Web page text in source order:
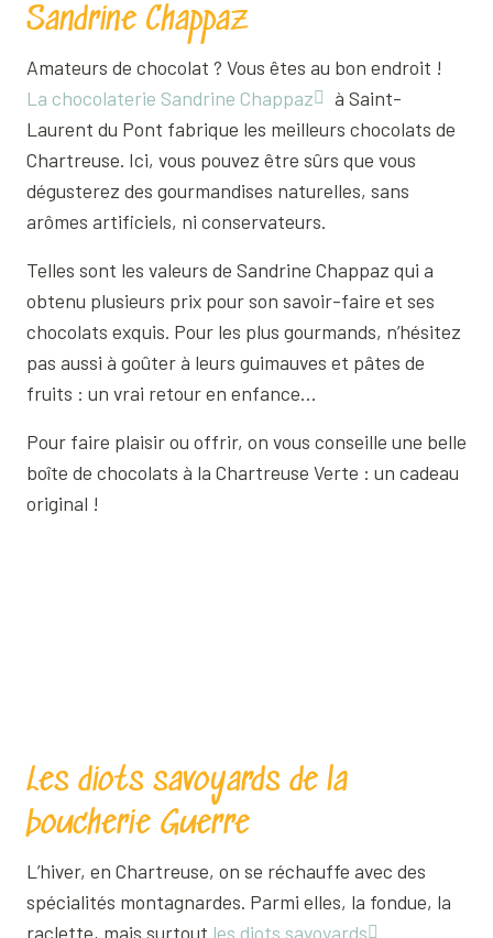
Sandrine Chappaz
Amateurs de chocolat ? Vous êtes au bon endroit !
La chocolaterie Sandrine Chappaz
à Saint-
Laurent du Pont fabrique les meilleurs chocolats de
Chartreuse. Ici, vous pouvez être sûrs que vous
dégusterez des gourmandises naturelles, sans
arômes artificiels, ni conservateurs.
Telles sont les valeurs de Sandrine Chappaz qui a
obtenu plusieurs prix pour son savoir-faire et ses
chocolats exquis. Pour les plus gourmands, n’hésitez
pas aussi à goûter à leurs guimauves et pâtes de
fruits : un vrai retour en enfance…
Pour faire plaisir ou offrir, on vous conseille une belle
boîte de chocolats à la Chartreuse Verte : un cadeau
original !
Les diots savoyards de la
boucherie Guerre
L’hiver, en Chartreuse, on se réchauffe avec des
spécialités montagnardes. Parmi elles, la fondue, la
raclette, mais surtout les diots savoyards